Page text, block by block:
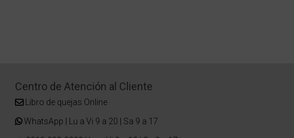
Centro de Atención al Cliente
Libro de quejas Online
WhatsApp | Lu a Vi 9 a 20 | Sa 9 a 17